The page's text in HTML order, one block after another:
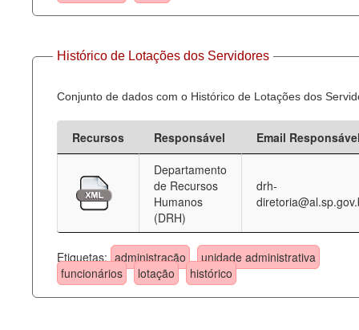
Perguntas frequentes
ContatoHistórico de Lotações dos Servidores
Conjunto de dados com o Histórico de Lotações dos
Recursos Responsável
Email
Departamento
de Recursos
Humanos
(DRH)
drh-
Etiquetas: administração
unidade administrativa
funcionários
lotação histórico